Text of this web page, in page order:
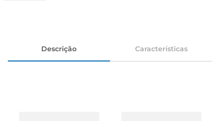
Descrição Características